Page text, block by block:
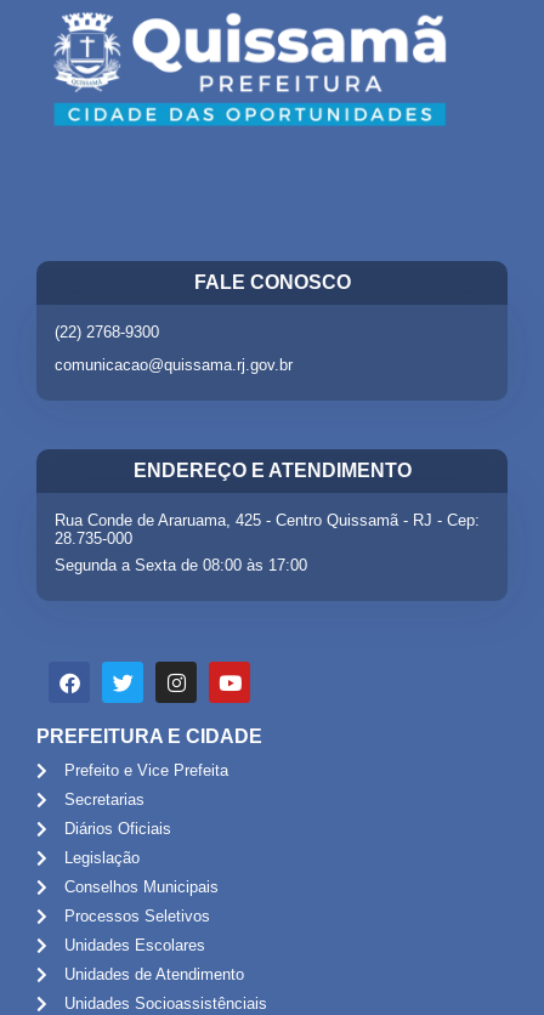
FALE CONOSCO
(22) 2768-9300
comunicacao@quissama.rj.gov.br
ENDEREÇO E ATENDIMENTO
Rua Conde de Araruama, 425 - Centro Quissamã - RJ - Cep:
28.735-000
Segunda a Sexta de 08:00 às 17:00
PREFEITURA E CIDADE
Prefeito e Vice Prefeita
Secretarias
Diários Oficiais
Legislação
Conselhos Municipais
Processos Seletivos
Unidades Escolares
Unidades de Atendimento
Unidades Socioassistênciais